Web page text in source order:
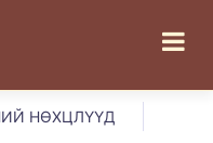
НӨХЦЛҮҮД